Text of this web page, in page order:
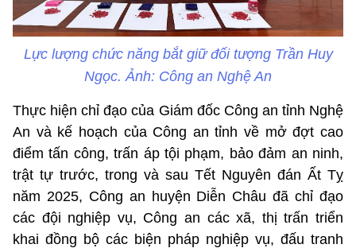
Lực lượng chức năng bắt giữ đối tượng Trần Huy
Ngọc. Ảnh: Công an Nghệ An
Thực hiện chỉ đạo của Giám đốc Công an tỉnh Nghệ
An và kế hoạch của Công an tỉnh về mở đợt cao
điểm tấn công, trấn áp tội phạm, bảo đảm an ninh,
trật tự trước, trong và sau Tết Nguyên đán Ất Tỵ
năm 2025, Công an huyện Diễn Châu đã chỉ đạo
các đội nghiệp vụ, Công an các xã, thị trấn triển
khai đồng bộ các biện pháp nghiệp vụ, đấu tranh